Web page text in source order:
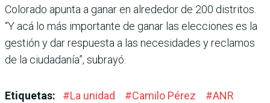
Colorado apunta a ganar en alrededor de 200 distritos.
“Y acá lo más importante de ganar las elecciones es la
ges­tión y dar respuesta a las nece­sidades y reclamos
de la ciu­dadanía”, subrayó.
Etiquetas: #La unidad #Camilo Pérez #ANR